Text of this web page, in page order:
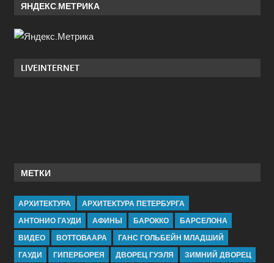
ЯНДЕКС.МЕТРИКА
LIVEINTERNET
МЕТКИ
АРХИТЕКТУРА
АРХИТЕКТУРА ПЕТЕРБУРГА
АНТОНИО ГАУДИ
АФИНЫ БАРОККО
БАРСЕЛОНА
ВИДЕО
ВОТТОВААРА
ГАНС ГОЛЬБЕЙН МЛАДШИЙ
ГАУДИ
ГИПЕРБОРЕЯ ДВОРЕЦ ГУЭЛЯ ЗИМНИЙ ДВОРЕЦ